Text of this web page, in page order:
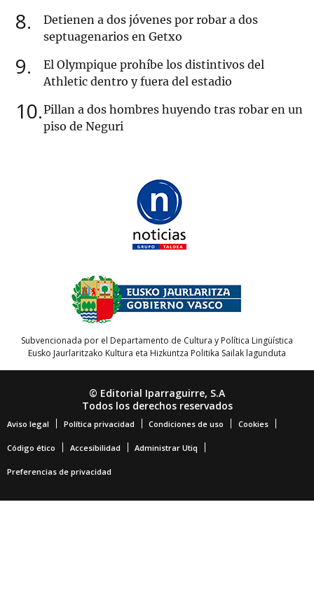
8
Detienen a dos jóvenes por robar a dos
septuagenarios en Getxo
9
El Olympique prohíbe los distintivos del
Athletic dentro y fuera del estadio
10 Pillan a dos hombres huyendo tras robar en un
piso de Neguri
Subvencionada por el Departamento de Cultura y Política Lingüística
Eusko Jaurlaritzako Kultura eta Hizkuntza Politika Sailak lagunduta
© Editorial Iparraguirre, S.A
Todos los derechos reservados
Aviso legal Política privacidad Condiciones de uso Cookies
Código ético Accesibilidad Administrar Utiq
Preferencias de privacidad